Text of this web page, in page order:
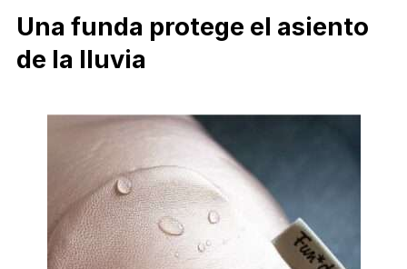
Una funda protege el asiento
de la lluvia